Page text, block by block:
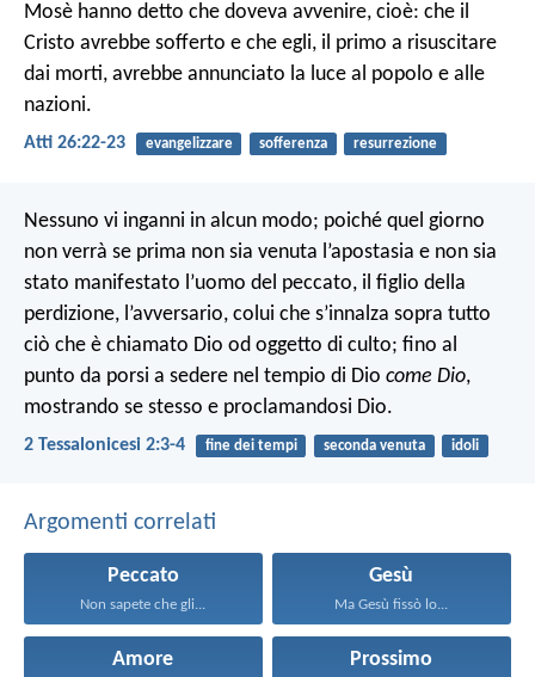
Mosè hanno detto che doveva avvenire, cioè: che il
Cristo avrebbe sofferto e che egli, il primo a risuscitare
dai morti, avrebbe annunciato la luce al popolo e alle
nazioni.
Atti 26:22-23 evangelizzare sofferenza resurrezione
Nessuno vi inganni in alcun modo; poiché quel giorno
non verrà se prima non sia venuta l’apostasia e non sia
stato manifestato l’uomo del peccato, il figlio della
perdizione, l’avversario, colui che s’innalza sopra tutto
ciò che è chiamato Dio od oggetto di culto; fino al
punto da porsi a sedere nel tempio di Dio come Dio,
mostrando se stesso e proclamandosi Dio.
2 Tessalonicesi 2:3-4 fine dei tempi seconda venuta idoli
Argomenti correlati
Peccato
Non sapete che gli...
Gesù
Ma Gesù fissò lo...
Amore Prossimo